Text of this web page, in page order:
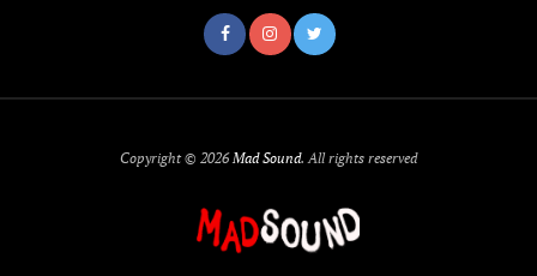
Copyright © 2026Mad Sound. All rights reserved